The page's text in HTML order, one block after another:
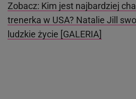
Zobacz: Kim jest najbardziej
trenerka w USA? Natalie Jill
ludzkie życie [GALERIA]